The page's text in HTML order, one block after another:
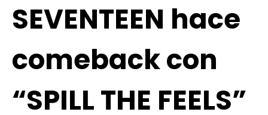
SEVENTEEN hace
comeback con
“SPILL THE FEELS”